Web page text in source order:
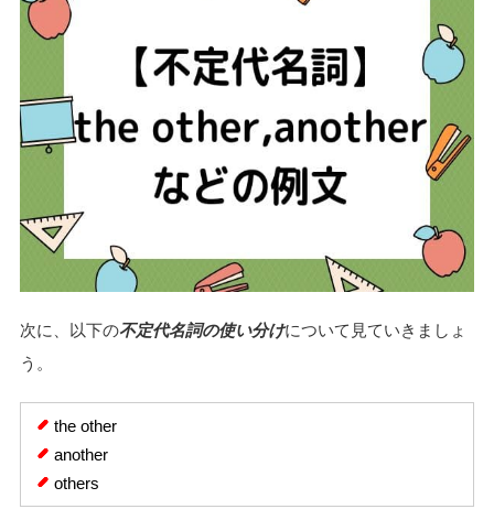
次に、以下の不定代名詞の使い分けについて見ていきましょ
う。
the other
another
others